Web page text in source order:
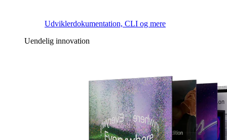
Udviklerdokumentation, CLI og mere
Uendelig innovation